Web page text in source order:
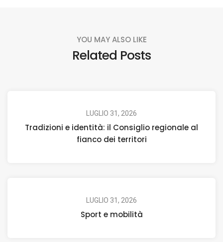
YOU MAY ALSO LIKE
Related Posts
LUGLIO 31, 2026
Tradizioni e identità: il Consiglio regionale al
fianco dei territori
LUGLIO 31, 2026
Sport e mobilità